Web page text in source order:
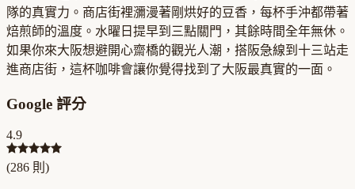
隊的真實力。商店街裡瀰漫著剛烘好的豆香，每杯手沖都帶著
焙煎師的溫度。水曜日提早到三點關門，其餘時間全年無休。
如果你來大阪想避開心齋橋的觀光人潮，搭阪急線到十三站走
進商店街，這杯咖啡會讓你覺得找到了大阪最真實的一面。
Google 評分
4.9
(286 則)